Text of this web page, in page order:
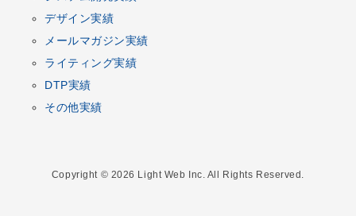
デザイン実績
メールマガジン実績
ライティング実績
DTP実績
その他実績
Copyright © 2026 Light Web Inc. All Rights Reserved.